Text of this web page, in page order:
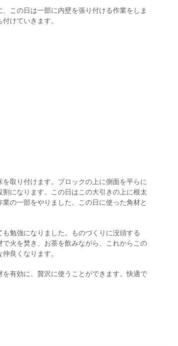
この日は一部に内壁を張り付ける作業をしま
けていきます。
取り付けます。ブロックの上に側面を平らに
になります。この日はこの大引きの上に根太
の一部をやりました。この日に使った角材と
勉強になりました。ものづくりに没頭する
火を焚き、お茶を飲みながら、これからこの
良くなります。
有効に、贅沢に使うことができます。快適で